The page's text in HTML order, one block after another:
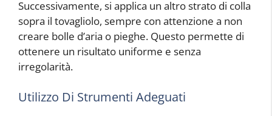
Successivamente, si applica un altro strato di colla
sopra il tovagliolo, sempre con attenzione a non
creare bolle d’aria o pieghe. Questo permette di
ottenere un risultato uniforme e senza
irregolarità.
Utilizzo Di Strumenti Adeguati